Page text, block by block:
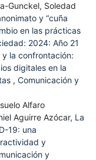
Gunckel, Soledad
y “cuña
en las prácticas
2024: Año 21
y la confrontación:
digitales en la
, Comunicación y
Alfaro
Aguirre Azócar, La
19: una
y
y